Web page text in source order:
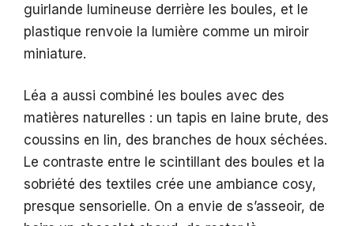
guirlande lumineuse derrière les boules, et le
plastique renvoie la lumière comme un miroir
miniature.
Léa a aussi combiné les boules avec des
matières naturelles : un tapis en laine brute, des
coussins en lin, des branches de houx séchées.
Le contraste entre le scintillant des boules et la
sobriété des textiles crée une ambiance cosy,
presque sensorielle. On a envie de s’asseoir, de